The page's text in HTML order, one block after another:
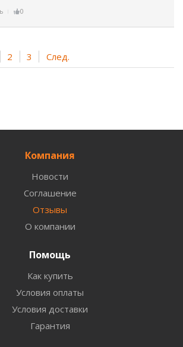
0
2 3 След.
Компания
Новости
Соглашение
Отзывы
О компании
Помощь
Как купить
Условия оплаты
Условия доставки
Гарантия